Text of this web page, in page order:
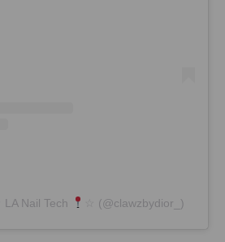
Nail Tech ☆ (@clawzbydior_)